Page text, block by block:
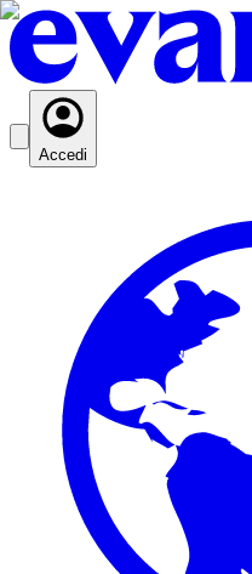
Accedi